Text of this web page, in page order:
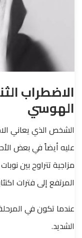
الاضطراب
الهوسي
الشخص الذي يعاني
عليه أيضاً في بعض
مزاجية تتراوح بين
المرتفع إلى فترات
عندما تكون في
الشديد.